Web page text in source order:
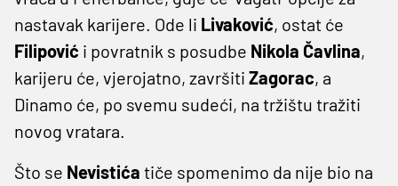
nastavak karijere. Ode li Livaković, ostat će
Filipović i povratnik s posudbe Nikola Čavlina,
karijeru će, vjerojatno, završiti Zagorac, a
Dinamo će, po svemu sudeći, na tržištu tražiti
novog vratara.
Što se Nevistića tiče spomenimo da nije bio na